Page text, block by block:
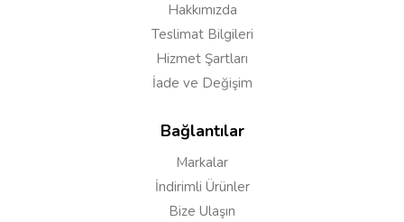
Hakkımızda
Teslimat Bilgileri
Hizmet Şartları
İade ve Değişim
Bağlantılar
Markalar
İndirimli Ürünler
Bize Ulaşın